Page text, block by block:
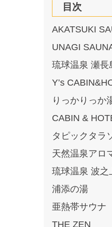
目次
AKATSUKI
UNAGI
琉球温泉 瀬長
Y’s
りっかりっか
CABIN &
タピックタラ
天然温泉アロ
琉球温泉 波之
浦添の湯
亜熱帯サウナ
THE ZEN